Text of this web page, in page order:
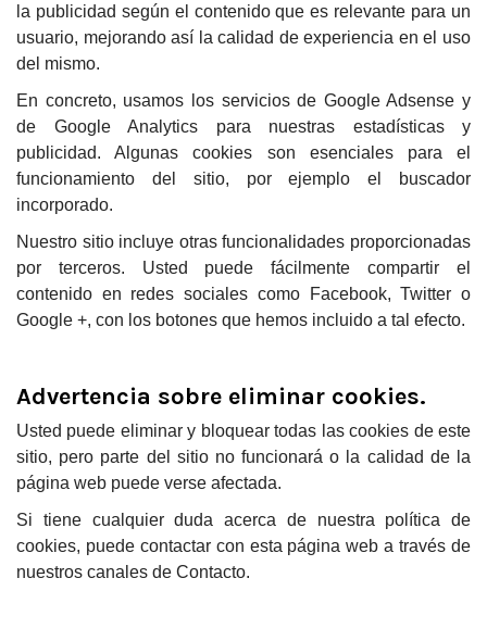
la publicidad según el contenido que es relevante para un
usuario, mejorando así la calidad de experiencia en el uso
del mismo.
En concreto, usamos los servicios de Google Adsense y
de Google Analytics para nuestras estadísticas y
publicidad. Algunas cookies son esenciales para el
funcionamiento del sitio, por ejemplo el buscador
incorporado.
Nuestro sitio incluye otras funcionalidades proporcionadas
por terceros. Usted puede fácilmente compartir el
contenido en redes sociales como Facebook, Twitter o
Google +, con los botones que hemos incluido a tal efecto.
Advertencia sobre eliminar cookies.
Usted puede eliminar y bloquear todas las cookies de este
sitio, pero parte del sitio no funcionará o la calidad de la
página web puede verse afectada.
Si tiene cualquier duda acerca de nuestra política de
cookies, puede contactar con esta página web a través de
nuestros canales de Contacto.